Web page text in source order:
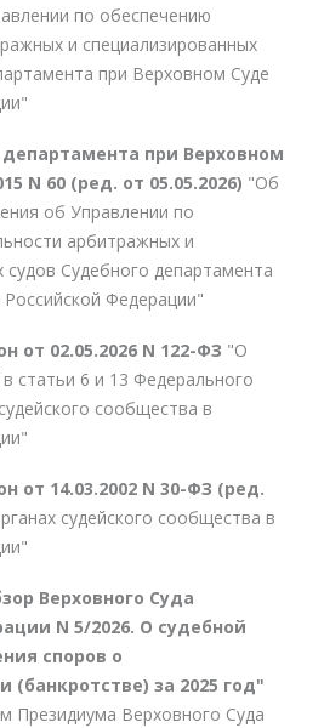
по обеспечению
и специализированных
при Верховном Суде
при Верховном
N 60 (ред. от 05.05.2026) "Об
об Управлении по
арбитражных и
судов Судебного департамента
Федерации"
от 02.05.2026 N 122-ФЗ "О
статьи 6 и 13 Федерального
сообщества в
от 14.03.2002 N 30-ФЗ (ред.
судейского сообщества в
Верховного Суда
N 5/2026. О судебной
споров о
(банкротстве) за 2025 год"
Президиума Верховного Суда